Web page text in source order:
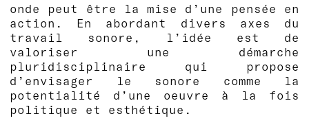
onde peut être la mise d’une pensée en
action. En abordant divers axes du
travail sonore, l’idée est de
valoriser une démarche
pluridisciplinaire qui propose
d’envisager le sonore comme la
potentialité d’une oeuvre à la fois
politique et esthétique.